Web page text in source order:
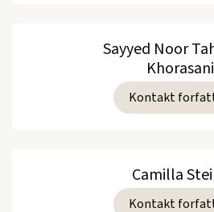
Sayyed Noor
Khorasani
Kontakt
Camilla
Kontakt